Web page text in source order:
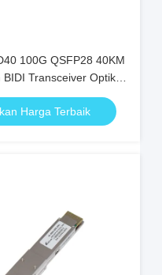
100G QSFP28 40KM
BIDI Transceiver Optik
SFP
Harga Terbaik